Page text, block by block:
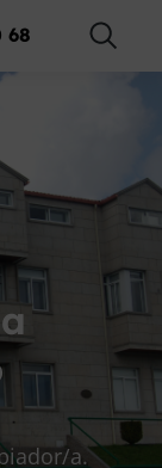
68
a.